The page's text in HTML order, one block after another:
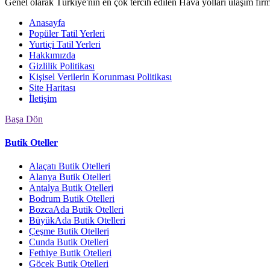
Anasayfa
Popüler Tatil Yerleri
Yurtiçi Tatil Yerleri
Hakkımızda
Gizlilik Politikası
Kişisel Verilerin Korunması Politikası
Site Haritası
İletişim
Başa Dön
Butik Oteller
Alaçatı Butik Otelleri
Alanya Butik Otelleri
Antalya Butik Otelleri
Bodrum Butik Otelleri
BozcaAda Butik Otelleri
BüyükAda Butik Otelleri
Çeşme Butik Otelleri
Cunda Butik Otelleri
Fethiye Butik Otelleri
Göcek Butik Otelleri